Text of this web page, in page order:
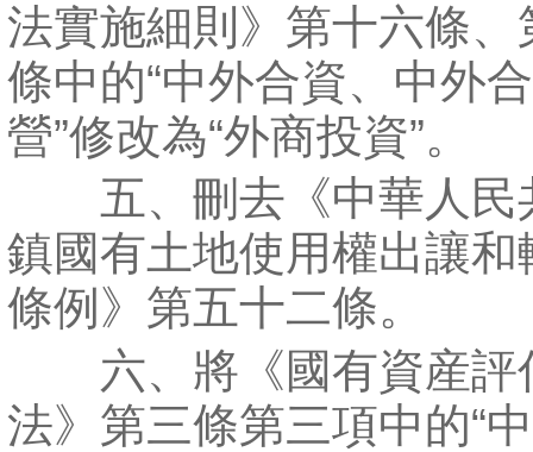
法實施細則》第十六條、
條中的“中外合資、中外
營”修改為“外商投資”。
五、刪去《中華人民
鎮國有土地使用權出讓和
條例》第五十二條。
六、將《國有資産評
法》第三條第三項中的“